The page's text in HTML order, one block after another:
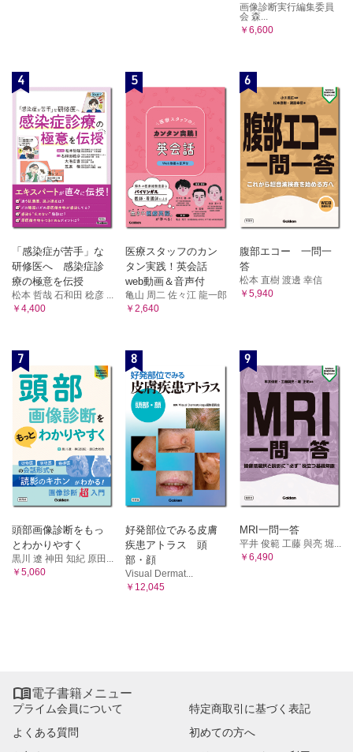
画像診断実行編集委員
会 森...
￥6,600
4
「感染症が苦手」な
研修医へ 感染症診
療の極意を伝授
松本 哲哉 石和田 稔彦 ...
￥4,400
5
医療スタッフのカン
タン実践！英会話
web動画＆音声付
亀山 周二 佐々江 龍一郎
￥2,640
6
腹部エコー 一問一
答
松本 直樹 渡邊 幸信
￥5,940
7
頭部画像診断をもっ
とわかりやすく
黒川 遼 神田 知紀 原田...
￥5,060
8
好発部位でみる皮膚
疾患アトラス 頭
部・顔
Visual Dermat...
￥12,045
9
MRI一問一答
平井 俊範 工藤 與亮 堀...
￥6,490
電子書籍メニュー
プライム会員について
特定商取引に基づく表記
よくある質問
初めての方へ